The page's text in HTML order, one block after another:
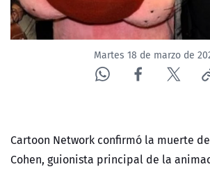
Martes 18 de marzo de
Cartoon Network confirmó la muerte
Cohen, guionista principal de la